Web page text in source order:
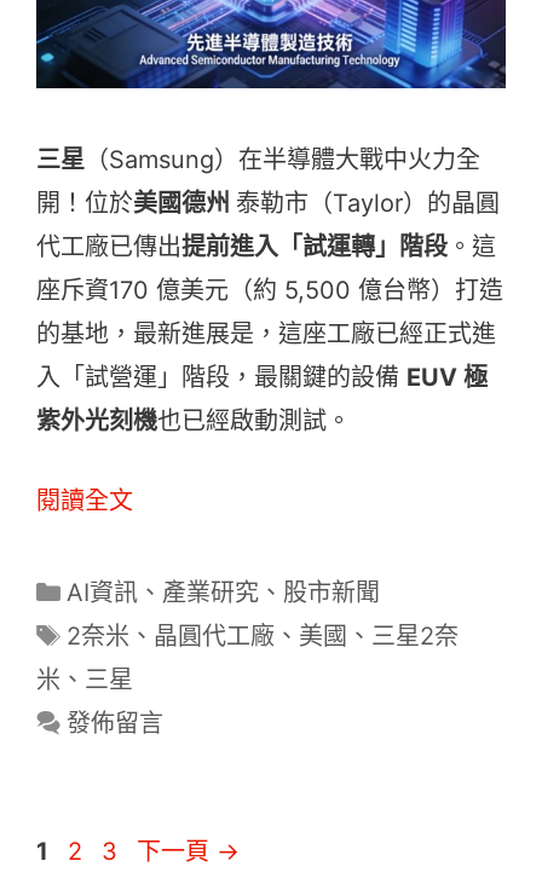
三星 （Samsung）在半導體大戰中火力全
開！位於美國德州 泰勒市（Taylor）的晶圓
代工廠已傳出提前進入「試運轉」階段 。這
座斥資170 億美元（約 5,500 億台幣）打造
的基地，最新進展是，這座工廠已經正式進
入「試營運」階段，最關鍵的設備 EUV 極
紫外光刻機也已經啟動測試。
閱讀全文
分
類
AI資訊 、 產業研究 、 股市新聞
標
籤
2奈米 、 晶圓代工廠 、 美國 、 三星2奈
米 、 三星
發佈留言
頁
1
頁
2
頁
3 下一頁 →